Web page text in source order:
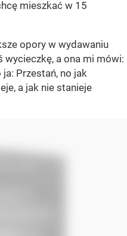
mieszkać w 15
opory w wydawaniu
wycieczkę, a ona mi mówi:
Przestań, no jak
a jak nie stanieje